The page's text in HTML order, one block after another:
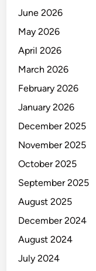
June 2026
May 2026
April 2026
March 2026
February 2026
January 2026
December 2025
November 2025
October 2025
September 2025
August 2025
December 2024
August 2024
July 2024